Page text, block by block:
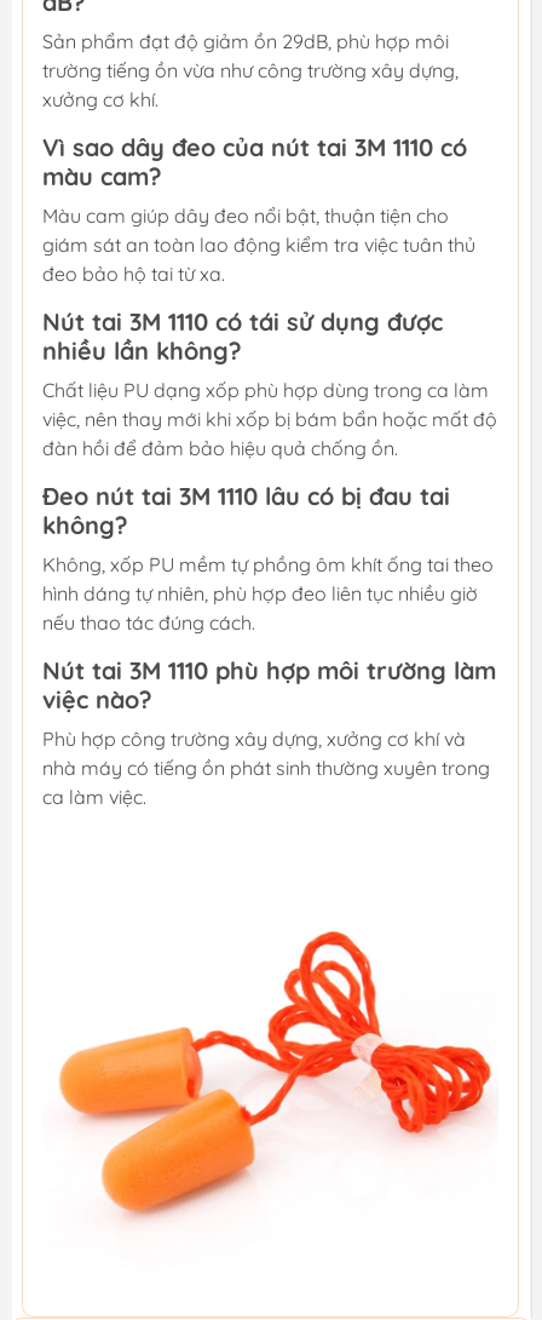
Sản phẩm đạt độ giảm ồn 29dB, phù hợp môi
trường tiếng ồn vừa như công trường xây dựng,
xưởng cơ khí.
Vì sao dây đeo của nút tai 3M 1110 có
màu cam?
Màu cam giúp dây đeo nổi bật, thuận tiện cho
giám sát an toàn lao động kiểm tra việc tuân thủ
đeo bảo hộ tai từ xa.
Nút tai 3M 1110 có tái sử dụng được
nhiều lần không?
Chất liệu PU dạng xốp phù hợp dùng trong ca làm
việc, nên thay mới khi xốp bị bám bẩn hoặc mất độ
đàn hồi để đảm bảo hiệu quả chống ồn.
Đeo nút tai 3M 1110 lâu có bị đau tai
không?
Không, xốp PU mềm tự phồng ôm khít ống tai theo
hình dáng tự nhiên, phù hợp đeo liên tục nhiều giờ
nếu thao tác đúng cách.
Nút tai 3M 1110 phù hợp môi trường làm
việc nào?
Phù hợp công trường xây dựng, xưởng cơ khí và
nhà máy có tiếng ồn phát sinh thường xuyên trong
ca làm việc.